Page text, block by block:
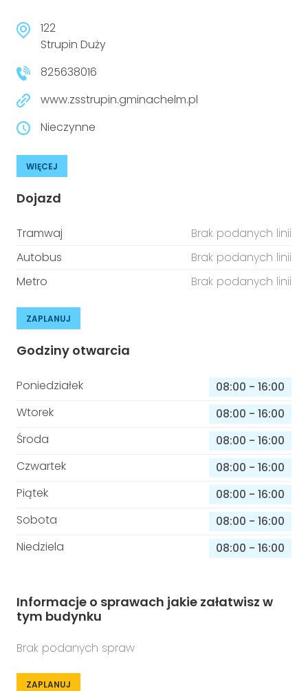
122
Strupin Duży
825638016
www.zsstrupin.gminachelm.pl
Nieczynne
WIĘCEJ
Dojazd
Tramwaj
Brak podanych linii
Autobus
Brak podanych linii
Metro
Brak podanych linii
ZAPLANUJ
Godziny otwarcia
Poniedziałek 08:00 - 16:00
Wtorek
08:00 - 16:00
Środa
08:00 - 16:00
Czwartek
08:00 - 16:00
Piątek
08:00 - 16:00
Sobota
08:00 - 16:00
Niedziela
08:00 - 16:00
Informacje o sprawach jakie załatwisz w
tym budynku
Brak podanych spraw
ZAPLANUJ